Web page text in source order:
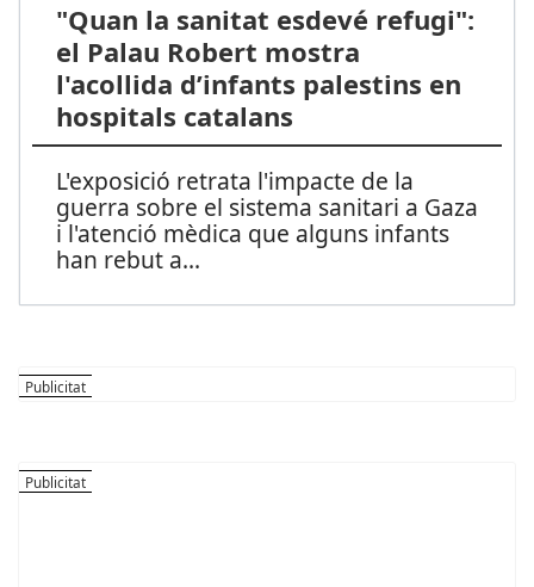
"Quan la sanitat esdevé refugi":
el Palau Robert mostra
l'acollida d’infants palestins en
hospitals catalans
L'exposició retrata l'impacte de la
guerra sobre el sistema sanitari a Gaza
i l'atenció mèdica que alguns infants
han rebut a...